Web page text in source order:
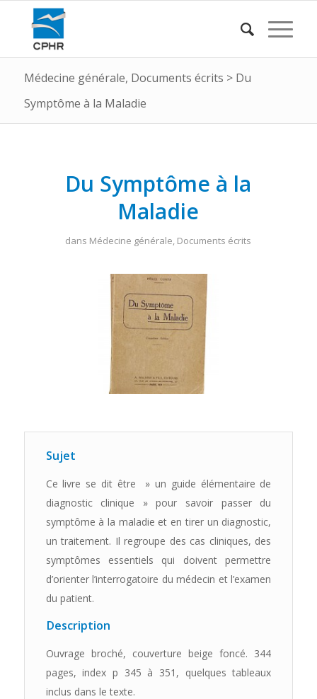
Médecine générale, Documents écrits > Du
Symptôme à la Maladie
Du Symptôme à la
Maladie
dans Médecine générale, Documents écrits
Sujet
Ce livre se dit être » un guide élémentaire de
diagnostic clinique » pour savoir passer du
symptôme à la maladie et en tirer un diagnostic,
un traitement. Il regroupe des cas cliniques, des
symptômes essentiels qui doivent permettre
d’orienter l’interrogatoire du médecin et l’examen
du patient.
Description
Ouvrage broché, couverture beige foncé. 344
pages, index p 345 à 351, quelques tableaux
inclus dans le texte.